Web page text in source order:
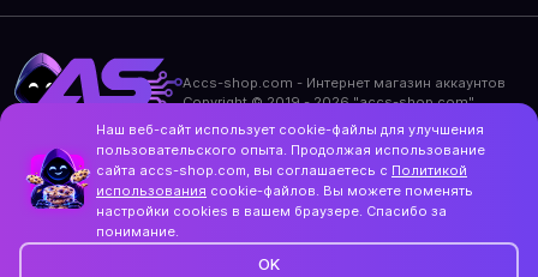
Accs-shop.com - Интернет магазин аккаунтов
Copyright © 2019 - 2026 "accs-shop.com"
Политика использования cookie-файлов
Контакты и актуальный адрес сайта
Structo
Дизайн и разработка
Наш веб-сайт использует cookie-файлы для улучшения
пользовательского опыта. Продолжая использование
сайта accs-shop.com, вы соглашаетесь с Политикой
использования cookie-файлов. Вы можете поменять
настройки cookies в вашем браузере. Спасибо за
понимание.
OK